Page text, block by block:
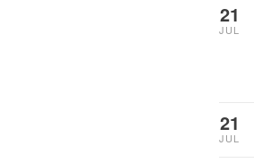
21
JUL
21
JUL